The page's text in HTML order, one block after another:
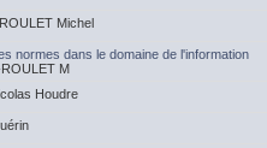
Michel
normes dans le domaine de l'information
M
Houdre